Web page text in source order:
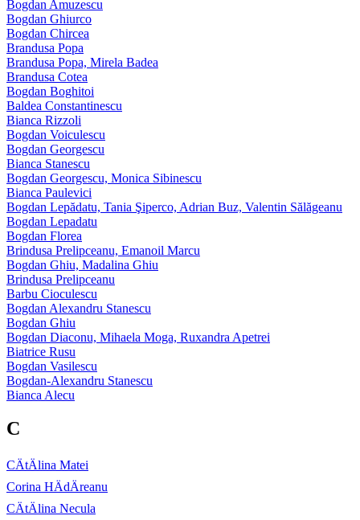
Bogdan Amuzescu
Bogdan Ghiurco
Bogdan Chircea
Brandusa Popa
Brandusa Popa, Mirela Badea
Brandusa Cotea
Bogdan Boghitoi
Baldea Constantinescu
Bianca Rizzoli
Bogdan Voiculescu
Bogdan Georgescu
Bianca Stanescu
Bogdan Georgescu, Monica Sibinescu
Bianca Paulevici
Bogdan Lepădatu, Tania Şiperco, Adrian Buz, Valentin Sălăgeanu
Bogdan Lepadatu
Bogdan Florea
Brindusa Prelipceanu, Emanoil Marcu
Bogdan Ghiu, Madalina Ghiu
Brindusa Prelipceanu
Barbu Cioculescu
Bogdan Alexandru Stanescu
Bogdan Ghiu
Bogdan Diaconu, Mihaela Moga, Ruxandra Apetrei
Biatrice Rusu
Bogdan Vasilescu
Bogdan-Alexandru Stanescu
Bianca Alecu
C
CÄtÄlina Matei
Corina HÄdÄreanu
CÄtÄlina Necula